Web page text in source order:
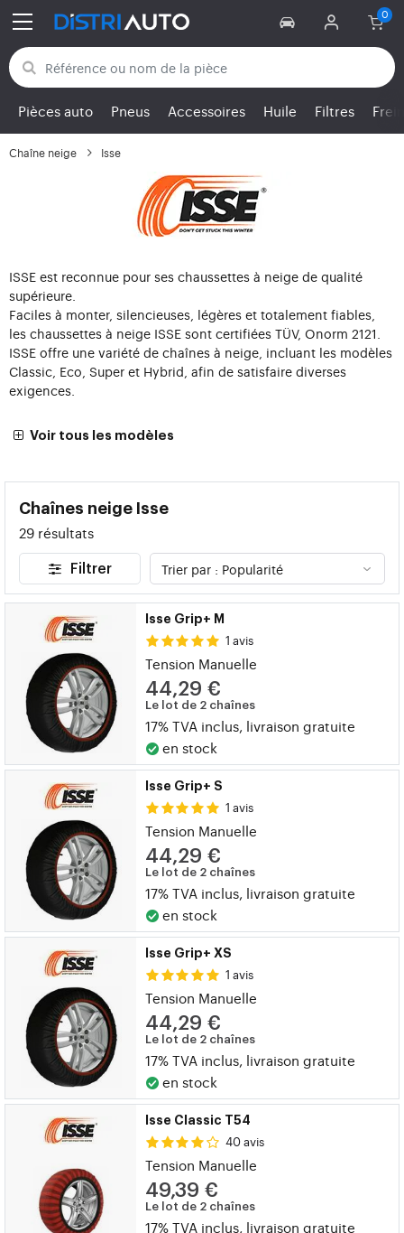
Retour aux catégories
Pièces auto Pneus Accessoires Huile Filtres
Chaîne neige Isse
ISSE est reconnue pour ses chaussettes à neige de qualité
supérieure.
Faciles à monter, silencieuses, légères et totalement fiables,
les chaussettes à neige ISSE sont certifiées TÜV, Onorm 2121.
ISSE offre une variété de chaînes à neige, incluant les modèles
Classic, Eco, Super et Hybrid, afin de satisfaire diverses
exigences.
Voir tous les modèles
Chaînes neige Isse
29 résultats
Filtrer
Isse Grip+ M
1 avis
Tension Manuelle
44,29 €
Le lot de 2 chaînes
17% TVA inclus, livraison gratuite
en stock
Isse Grip+ S
1 avis
Tension Manuelle
44,29 €
Le lot de 2 chaînes
17% TVA inclus, livraison gratuite
en stock
Isse Grip+ XS
1 avis
Tension Manuelle
44,29 €
Le lot de 2 chaînes
17% TVA inclus, livraison gratuite
en stock
Isse Classic T54
40 avis
Tension Manuelle
49,39 €
Le lot de 2 chaînes
17% TVA inclus, livraison gratuite